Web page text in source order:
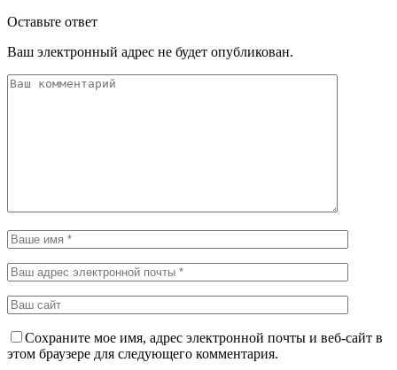
Оставьте ответ
Ваш электронный адрес не будет опубликован.
Сохраните мое имя, адрес электронной почты и веб-сайт в
этом браузере для следующего комментария.